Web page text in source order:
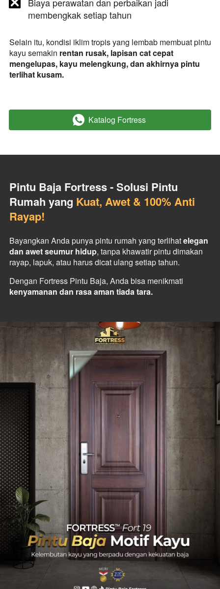
Biaya perawatan dan perbaikan jadi
membengkak setiap tahun
Selain itu, kondisi iklim tropis yang lembab membuat pintu
kayu semakin rentan rusak, lapisan cat cepat
mengelupas, kayu melengkung, dan akhirnya pintu
terlihat kusam.
` Katalog Fortress
Pintu Baja Fortress - Solusi Pintu
Rumah yang Kuat, Awet & 100% Anti
Rayap!
Bayangkan Anda punya pintu rumah yang terlihat elegan
dan awet seumur hidup, tanpa khawatir pintu dimakan
rayap, lapuk, atau harus dicat ulang setiap tahun.
kenyamanan dan rasa aman tiada tara.